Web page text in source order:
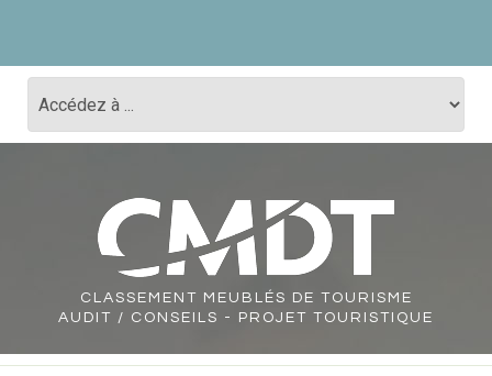
CLASSEMENT
MEUBLÉS DE TOURISME
AUDIT / CONSEILS - PROJET TOURISTIQUE